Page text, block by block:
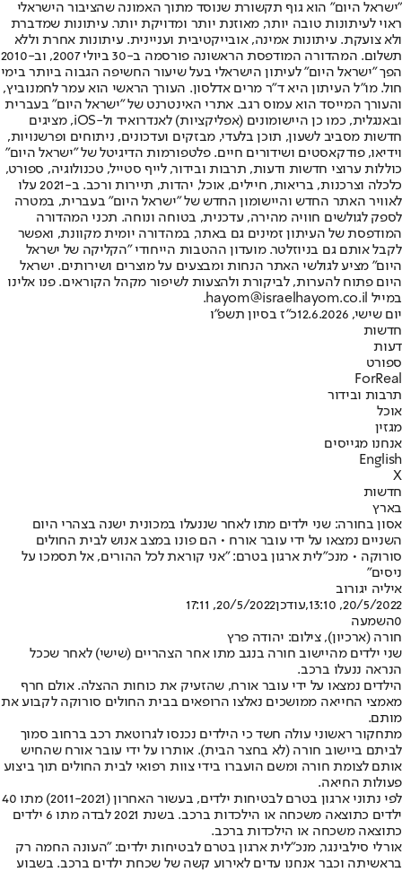
"ישראל היום" הוא גוף תקשורת שנוסד מתוך האמונה שהציבור הישראלי
ראוי לעיתונות טובה יותר, מאוזנת יותר ומדויקת יותר. עיתונות שמדברת
ולא צועקת. עיתונות אמינה, אובייקטיבית ועניינית. עיתונות אחרת וללא
תשלום. המהדורה המודפסת הראשונה פורסמה ב-30 ביולי 2007, וב-2010
הפך "ישראל היום" לעיתון הישראלי בעל שיעור החשיפה הגבוה ביותר בימי
חול. מו"ל העיתון היא ד"ר מרים אדלסון. העורך הראשי הוא עמר לחמנוביץ,
והעורך המייסד הוא עמוס רגב. אתרי האינטרנט של "ישראל היום" בעברית
ובאנגלית, כמו כן היישומונים (אפליקציות) לאנדרואיד ול-iOS, מציגים
חדשות מסביב לשעון, תוכן בלעדי, מבזקים ועדכונים, ניתוחים ופרשנויות,
וידיאו, פודקאסטים ושידורים חיים. פלטפורמות הדיגיטל של "ישראל היום"
כוללות ערוצי חדשות ודעות, תרבות ובידור, לייף סטייל, טכנולוגיה, ספורט,
כלכלה וצרכנות, בריאות, חיילים, אוכל, יהדות, תיירות ורכב. ב-2021 עלו
לאוויר האתר החדש והיישומון החדש של "ישראל היום" בעברית, במטרה
לספק לגולשים חוויה מהירה, עדכנית, בטוחה ונוחה. תכני המהדורה
המודפסת של העיתון זמינים גם באתר, במהדורה יומית מקוונת, ואפשר
לקבל אותם גם בניוזלטר. מועדון ההטבות הייחודי "הקליקה של ישראל
היום" מציע לגולשי האתר הנחות ומבצעים על מוצרים ושירותים. ישראל
היום פתוח להערות, לביקורת ולהצעות לשיפור מקהל הקוראים. פנו אלינו
במייל hayom@israelhayom.co.il.
יום שישי, 12.6.2026
כ"ז בסיון תשפ"ו
חדשות
דעות
ספורט
ForReal
תרבות ובידור
אוכל
מגזין
אנחנו מגייסים
English
X
חדשות
בארץ
אסון בחורה: שני ילדים מתו לאחר שננעלו במכונית ישנה בצהרי היום
השניים נמצאו על ידי עובר אורח • הם פונו במצב אנוש לבית החולים
סורוקה • מנכ"לית ארגון בטרם: "אני קוראת לכל ההורים, אל תסמכו על
ניסים"
איליה יגורוב
20/5/2022, 13:10
,עודכן20/5/2022, 17:11
0השמעה
חורה (ארכיון), צילום: יהודה פרץ
שני ילדים מהיישוב חורה בנגב מתו אחר הצהריים (שישי) לאחר שככל
הנראה ננעלו ברכב.
הילדים נמצאו על ידי עובר אורח, שהזעיק את כוחות ההצלה. אולם חרף
מאמצי החייאה ממושכים נאלצו הרופאים בבית החולים סורוקה לקבוע את
מותם.
מתחקור ראשוני עולה חשד כי הילדים נכנסו לגרוטאת רכב ברחוב סמוך
לביתם ביישוב חורה (לא בחצר הבית). אותרו על ידי עובר אורח שהחיש
אותם לצומת חורה ומשם הועברו בידי צוות רפואי לבית החולים תוך ביצוע
פעולות החיאה.
לפי נתוני ארגון בטרם לבטיחות ילדים, בעשור האחרון (2011-2021) מתו 40
ילדים כתוצאה משכחה או הילכדות ברכב. בשנת 2021 לבדה מתו 6 ילדים
כתוצאה משכחה או הילכדות ברכב.
אורלי סילבינגר, מנכ"לית ארגון בטרם לבטיחות ילדים: "העונה החמה רק
בראשיתה וכבר אנחנו עדים לאירוע קשה של שכחת ילדים ברכב. בשבוע